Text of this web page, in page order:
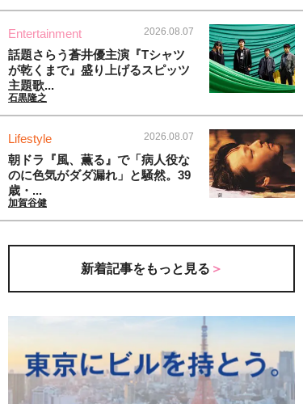
Entertainment 2026.08.07
話題さらう蒼井優主演『Tシャツ
が乾くまで』盛り上げるスピッツ
主題歌...
石黒隆之
Lifestyle 2026.08.07
朝ドラ『風、薫る』で「病人役な
のに色気がダダ漏れ」と騒然。39
歳・...
加賀谷健
新着記事をもっと見る